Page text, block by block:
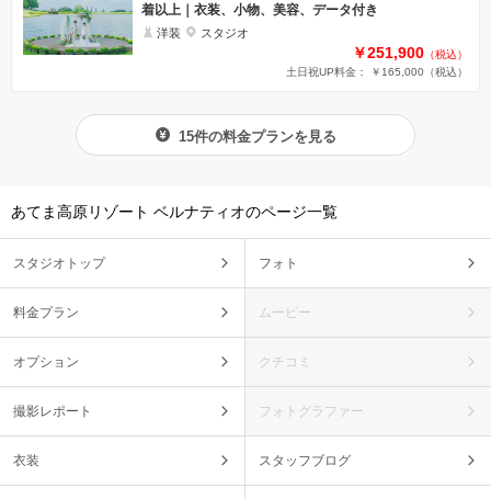
着以上｜衣装、小物、美容、データ付き
洋装 スタジオ
￥251,900 （税込）
土日祝UP料金： ￥165,000 （税込）
15件の料金プランを見る
あてま高原リゾート ベルナティオのページ一覧
スタジオトップ フォト
料金プラン ムービー
オプション クチコミ
撮影レポート フォトグラファー
衣装 スタッフブログ